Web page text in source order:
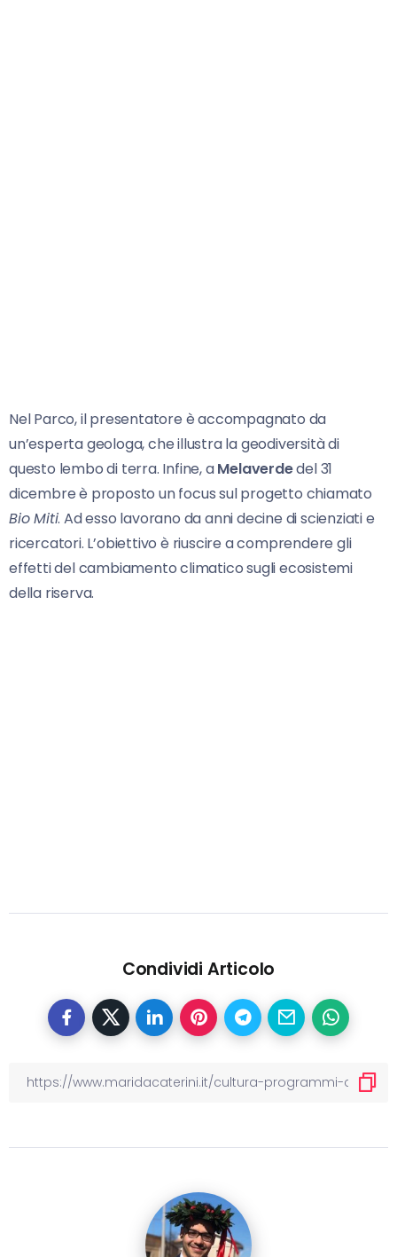
Nel Parco, il presentatore è accompagnato da
un’esperta geologa, che illustra la geodiversità di
questo lembo di terra. Infine, aMelaverdedel 31
dicembre è proposto un focus sul progetto chiamato
Bio Miti. Ad esso lavorano da anni decine di scienziati e
ricercatori. L’obiettivo è riuscire a comprendere gli
effetti del cambiamento climatico sugli ecosistemi
della riserva.
Condividi Articolo